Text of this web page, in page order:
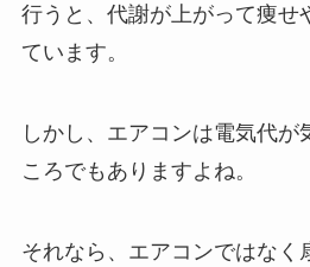
行うと、代謝が上がって痩せ
ています。
しかし、エアコンは電気代が
ころでもありますよね。
それなら、エアコンではなく